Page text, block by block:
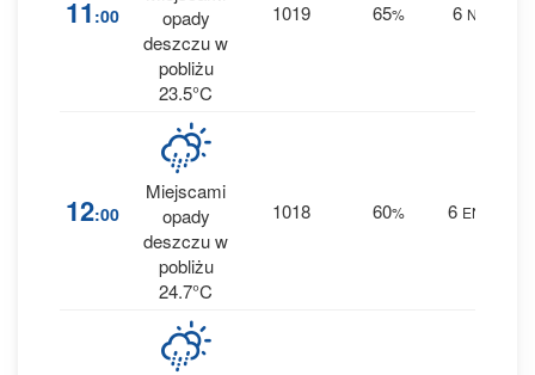
11 :00
opady
deszczu w
pobliżu
23.5°C
1019 65% 6 NE
12:00
Miejscami
opady
deszczu w
pobliżu
24.7°C
1018 60% 6 ENE